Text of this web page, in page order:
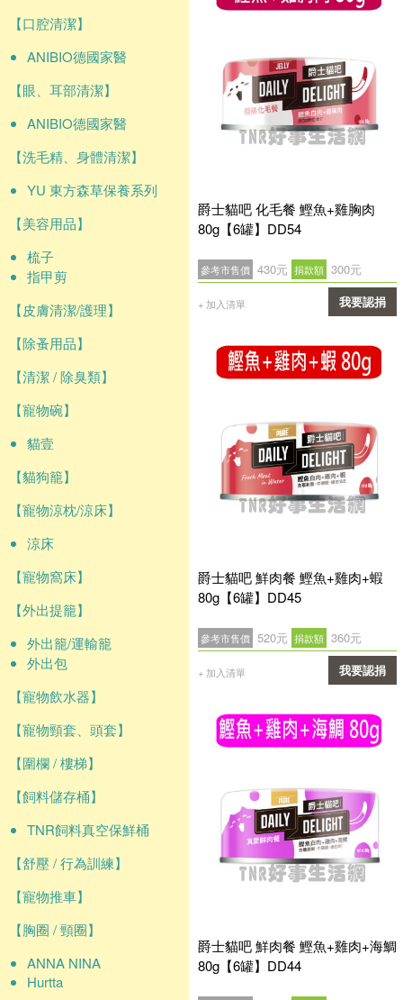
【口腔清潔】
ANIBIO德國家醫
【眼、耳部清潔】
ANIBIO德國家醫
【洗毛精、身體清潔】
YU 東方森草保養系列
【美容用品】
梳子
指甲剪
【皮膚清潔/護理】
【除蚤用品】
【清潔 / 除臭類】
【寵物碗】
貓壹
【貓狗籠】
【寵物涼枕/涼床】
涼床
【寵物窩床】
【外出提籠】
外出籠/運輸籠
外出包
【寵物飲水器】
【寵物頸套、頭套】
【圍欄 / 樓梯】
【飼料儲存桶】
TNR飼料真空保鮮桶
【舒壓 / 行為訓練】
【寵物推車】
【胸圈 / 頸圈】
ANNA NINA
Hurtta
爵士貓吧 化毛餐 鰹魚+雞胸肉
80g【6罐】DD54
參考市售價 430元 捐款額 300元
+ 加入清單 我要認捐
爵士貓吧 鮮肉餐 鰹魚+雞肉+蝦
80g【6罐】DD45
參考市售價 520元 捐款額 360元
+ 加入清單 我要認捐
爵士貓吧 鮮肉餐 鰹魚+雞肉+海鯛
80g【6罐】DD44